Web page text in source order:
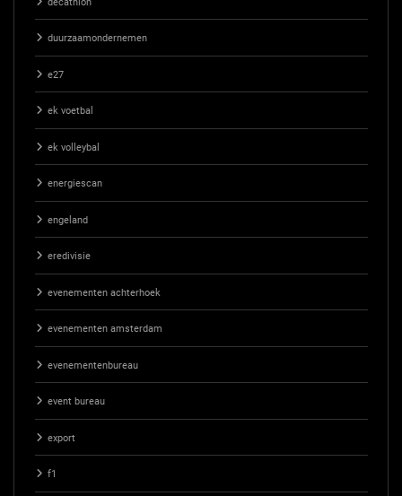
duurzaamondernemen
e27
ek voetbal
ek volleybal
energiescan
engeland
eredivisie
evenementen achterhoek
evenementen amsterdam
evenementenbureau
event bureau
export
f1